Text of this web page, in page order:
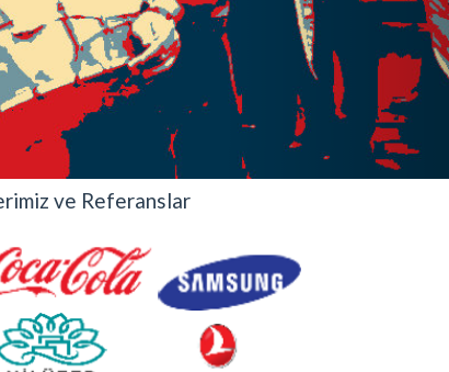
ve Referanslar